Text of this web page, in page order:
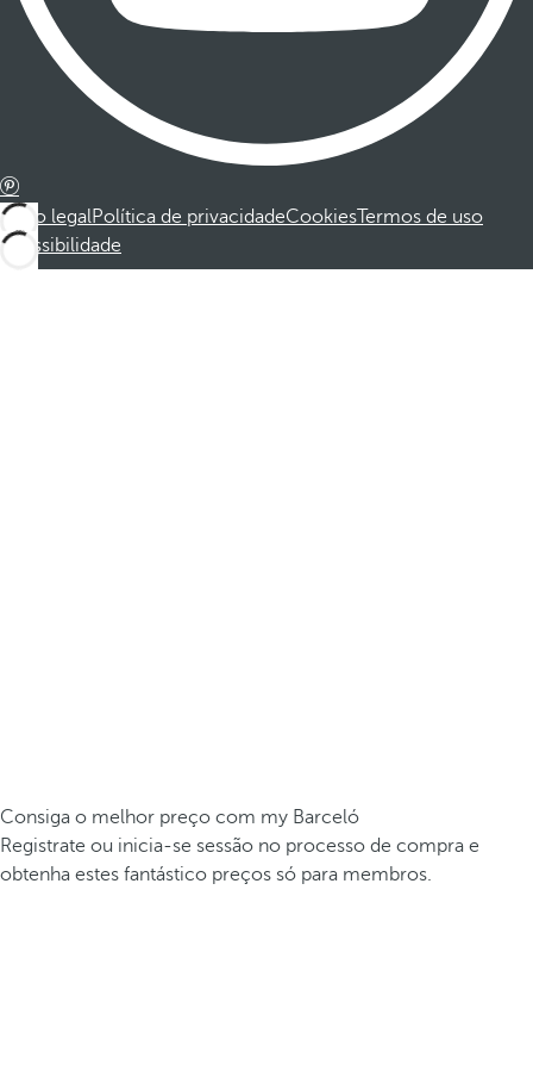
Aviso legalPolítica de privacidadeCookiesTermos de uso
Acessibilidade
Consiga o melhor preço com my Barceló
Registrate ou inicia-se sessão no processo de compra e
obtenha estes fantástico preços só para membros.